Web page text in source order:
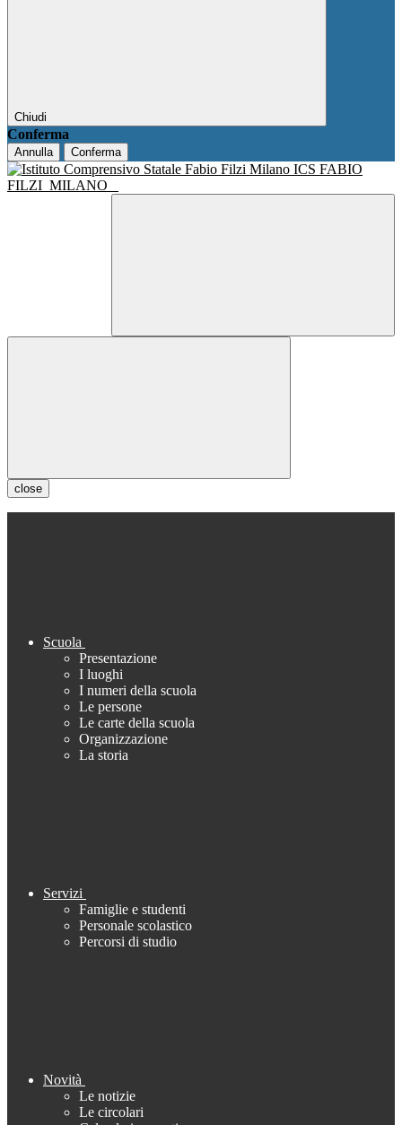
Chiudi
Conferma
Annulla Conferma
ICS FABIO
FILZI MILANO
close
Scuola
Presentazione
I luoghi
I numeri della scuola
Le persone
Le carte della scuola
Organizzazione
La storia
Servizi
Famiglie e studenti
Personale scolastico
Percorsi di studio
Novità
Le notizie
Le circolari